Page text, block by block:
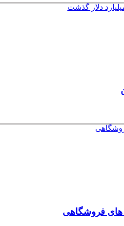
های فروشگاهی